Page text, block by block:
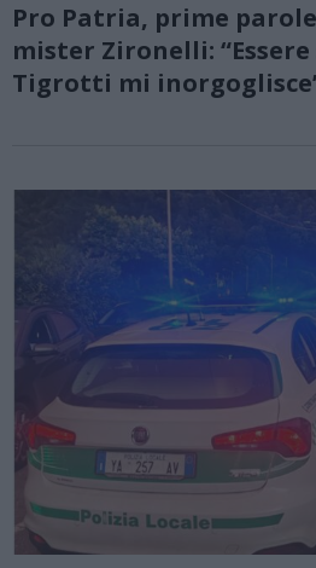
Pro Patria, prime
mister Zironelli:
Tigrotti mi